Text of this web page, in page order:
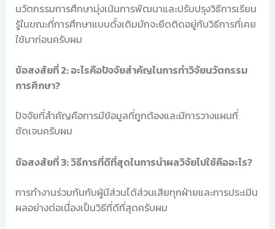
นวัตกรรมการศึกษามุ่งเน้นการพัฒนาและปรับปรุงวิธีการเรียน
รู้ในขณะที่การศึกษาแบบดั้งเดิมมักจะยึดติดอยู่กับวิธีการที่เคย
ใช้มาก่อนครับผม
ข้อสงสัยที่ 2: อะไรคือปัจจัยสำคัญในการทำวิจัยนวัตกรรม
การศึกษา?
ปัจจัยที่สำคัญคือการมีข้อมูลที่ถูกต้องและมีการวางแผนที่
ชัดเจนครับผม
ข้อสงสัยที่ 3: วิธีการที่ดีที่สุดในการนำผลวิจัยไปใช้คืออะไร?
การทำงานร่วมกันกับผู้มีส่วนได้ส่วนเสียทุกฝ่ายและการประเมิน
ผลอย่างต่อเนื่องเป็นวิธีที่ดีที่สุดครับผม